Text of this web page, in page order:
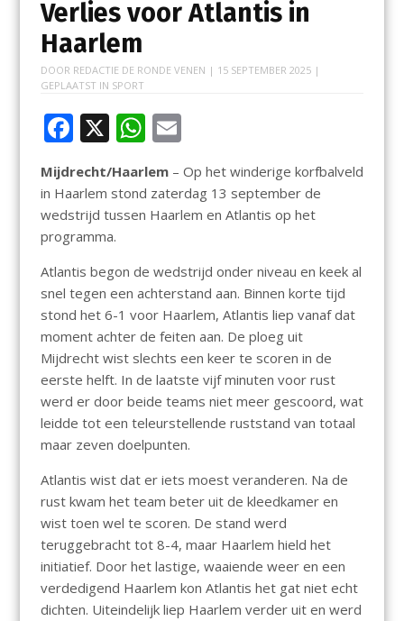
Verlies voor Atlantis in
Haarlem
DOOR REDACTIE DE RONDE VENEN | 15 SEPTEMBER 2025|
GEPLAATST IN SPORT
F
ac
e
b
o
o
k
X W
h
at
s
p
p
E
m
ai
l
Mijdrecht/Haarlem– Op het winderige korfbalveld
in Haarlem stond zaterdag 13 september de
wedstrijd tussen Haarlem en Atlantis op het
programma.
Atlantis begon de wedstrijd onder niveau en keek al
snel tegen een achterstand aan. Binnen korte tijd
stond het 6-1 voor Haarlem, Atlantis liep vanaf dat
moment achter de feiten aan. De ploeg uit
Mijdrecht wist slechts een keer te scoren in de
eerste helft. In de laatste vijf minuten voor rust
werd er door beide teams niet meer gescoord, wat
leidde tot een teleurstellende ruststand van totaal
maar zeven doelpunten.
Atlantis wist dat er iets moest veranderen. Na de
rust kwam het team beter uit de kleedkamer en
wist toen wel te scoren. De stand werd
teruggebracht tot 8-4, maar Haarlem hield het
initiatief. Door het lastige, waaiende weer en een
verdedigend Haarlem kon Atlantis het gat niet echt
dichten. Uiteindelijk liep Haarlem verder uit en werd